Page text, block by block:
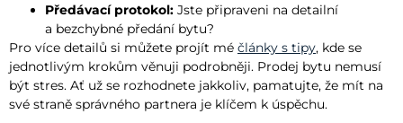
Předávací protokol: Jste připraveni na detailní
a bezchybné předání bytu?
Pro více detailů si můžete projít mé články s tipy, kde se
jednotlivým krokům věnuji podrobněji. Prodej bytu nemusí
být stres. Ať už se rozhodnete jakkoliv, pamatujte, že mít na
své straně správného partnera je klíčem k úspěchu.